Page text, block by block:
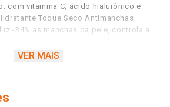
com vitamina C, ácido hialurônico e
Toque Seco Antimanchas
-34% as manchas da pele, controla a
onde 81% sentiram
não pesa, só experimentando para
VER MAIS